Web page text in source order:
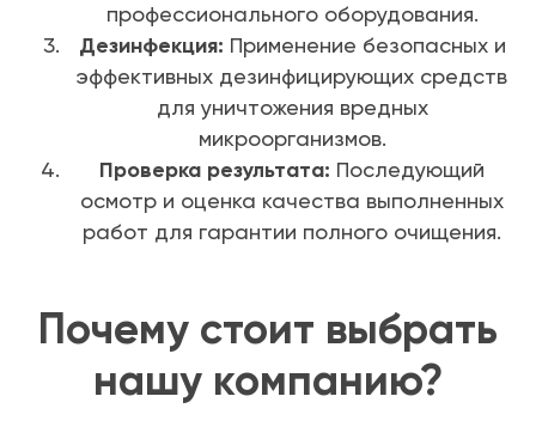
профессионального оборудования.
Дезинфекция: Применение безопасных и
эффективных дезинфицирующих средств
для уничтожения вредных
микроорганизмов.
Проверка результата: Последующий
осмотр и оценка качества выполненных
работ для гарантии полного очищения.
Почему стоит выбрать
нашу компанию?